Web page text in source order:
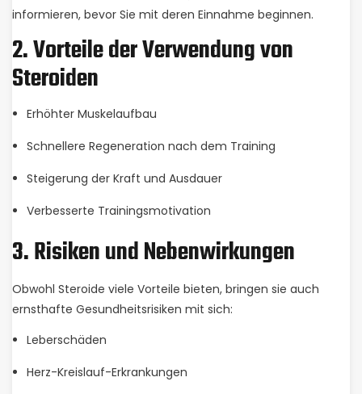
informieren, bevor Sie mit deren Einnahme beginnen.
2. Vorteile der Verwendung von
Steroiden
Erhöhter Muskelaufbau
Schnellere Regeneration nach dem Training
Steigerung der Kraft und Ausdauer
Verbesserte Trainingsmotivation
3. Risiken und Nebenwirkungen
Obwohl Steroide viele Vorteile bieten, bringen sie auch
ernsthafte Gesundheitsrisiken mit sich:
Leberschäden
Herz-Kreislauf-Erkrankungen